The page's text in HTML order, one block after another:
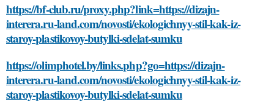
https://bf-club.ru/proxy.php?link=https://dizajn-
interera.ru-land.com/novosti/ekologichnyy-stil-kak-iz-
staroy-plastikovoy-butylki-sdelat-sumku
https://olimphotel.by/links.php?go=https://dizajn-
interera.ru-land.com/novosti/ekologichnyy-stil-kak-iz-
staroy-plastikovoy-butylki-sdelat-sumku